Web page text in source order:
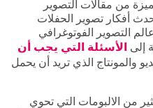
من مقالات التصوير
أفكار تصوير الحفلات
التصوير الفوتوغرافي
إلى
الأسئلة التي يجب أن
والمونتاج الذي تريد أن يحمل
من الالبومات التي تحوي